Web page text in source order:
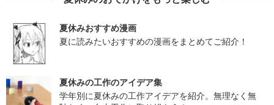
夏休みおすすめ漫画
夏に読みたいおすすめの漫画をまとめてご紹介！
夏休みの工作のアイデア集
学年別に夏休みの工作アイデアを紹介。無理なく無